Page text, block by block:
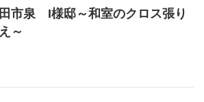
市泉 I様邸～和室のクロス張り
～